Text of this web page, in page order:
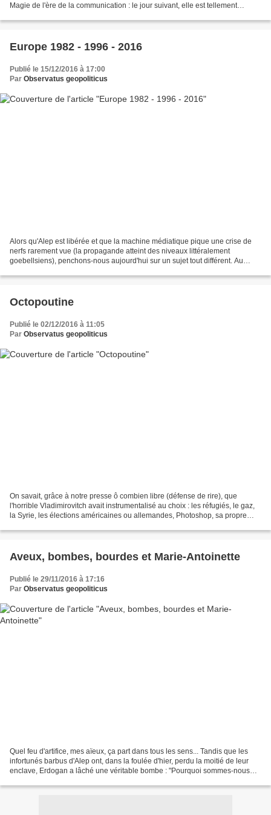
Magie de l'ère de la communication : le jour suivant, elle est tellement
Europe 1982 - 1996 - 2016
Publié le 15/12/2016 à 17:00
Par Observatus geopoliticus
Alors qu'Alep est libérée et que la machine médiatique pique une crise de
nerfs rarement vue (la propagande atteint des niveaux littéralement
goebellsiens), penchons-nous aujourd'hui sur un sujet tout différent. Au
Octopoutine
Publié le 02/12/2016 à 11:05
Par Observatus geopoliticus
On savait, grâce à notre presse ô combien libre (défense de rire), que
l'horrible Vladimirovitch avait instrumentalisé au choix : les réfugiés, le gaz,
la Syrie, les élections américaines ou allemandes, Photoshop, sa propre
Aveux, bombes, bourdes et Marie-Antoinette
Publié le 29/11/2016 à 17:16
Par Observatus geopoliticus
Quel feu d'artifice, mes aïeux, ça part dans tous les sens... Tandis que les
infortunés barbus d'Alep ont, dans la foulée d'hier, perdu la moitié de leur
enclave, Erdogan a lâché une véritable bombe : "Pourquoi sommes-nous